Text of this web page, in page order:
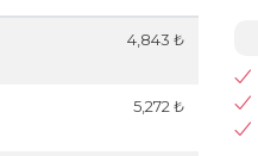
4,843 ₺
5,272 ₺